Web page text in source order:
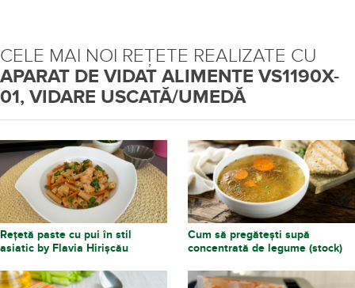
CELE MAI NOI REȚETE REALIZATE CU
APARAT DE VIDAT ALIMENTE VS1190X-
01, VIDARE USCATĂ/UMEDĂ
Rețetă paste cu pui în stil
asiatic by Flavia Hirișcău
Cum să pregătești supă
concentrată de legume (stock)